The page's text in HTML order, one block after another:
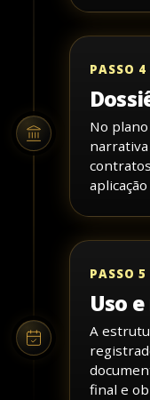
PASSO 4
No
PASSO 5
Uso
A
final e